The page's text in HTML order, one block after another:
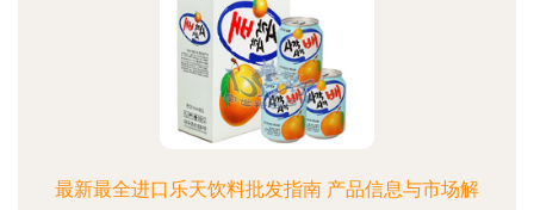
最新最全进口乐天饮料批发指南 产品信息与市场解